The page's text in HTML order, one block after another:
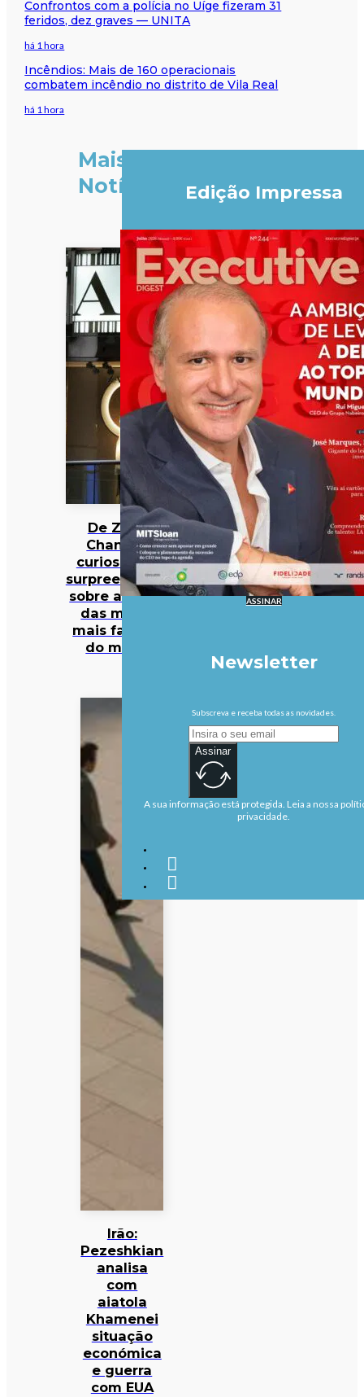
Confrontos com a polícia no Uíge fizeram 31
feridos, dez graves — UNITA
há 1 hora
Incêndios: Mais de 160 operacionais
combatem incêndio no distrito de Vila Real
há 1 hora
Mais
Notícias
De Zara a
Chanel: 12
curiosidades
surpreendentes
sobre algumas
das marcas
mais famosas
do mundo
Irão:
Pezeshkian
analisa
com
aiatola
Khamenei
situação
económica
e guerra
com EUA
Edição Impressa
ASSINAR
Newsletter
Subscreva e receba todas as novidades.
Assinar
A sua informação está protegida. Leia a nossa
privacidade.